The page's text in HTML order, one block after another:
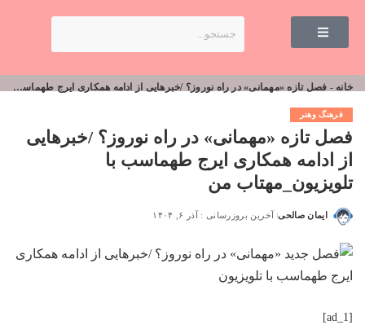
خانه - فصل تازه «مهمانی» در راه نوروز؟ /خبرهایی از ادامه همکاری ایرج طهماسب با تلویزیون_مهتاب من
فرهنگ وهنر
فصل تازه «مهمانی» در راه نوروز؟ /خبرهایی
از ادامه همکاری ایرج طهماسب با
تلویزیون_مهتاب من
ایمان صالحی آخرین بروزرسانی : آذر ۶, ۱۴۰۴
[ad_1]